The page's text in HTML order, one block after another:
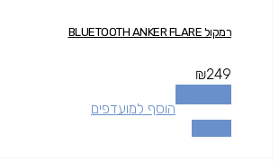
רמקול BLUETOOTH ANKER FLARE
₪249
הוסף למועדפים